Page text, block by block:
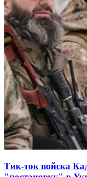
Тик-ток войска